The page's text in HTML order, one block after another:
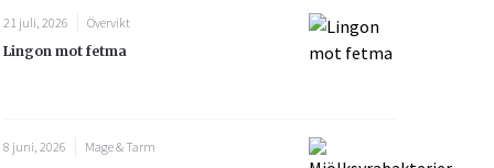
Rökavvänjning
Rörelseapparaten
Sex & Samliv
Sömn & Stress
21 juli, 2026
Övervikt
Lingon mot fetma
8 juni, 2026
Mage & Tarm